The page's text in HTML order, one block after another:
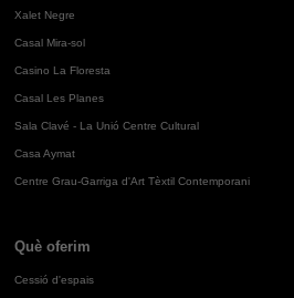
Xalet Negre
Casal Mira-sol
Casino La Floresta
Casal Les Planes
Sala Clavé - La Unió Centre Cultural
Casa Aymat
Centre Grau-Garriga d'Art Tèxtil Contemporani
Què oferim
Cessió d'espais